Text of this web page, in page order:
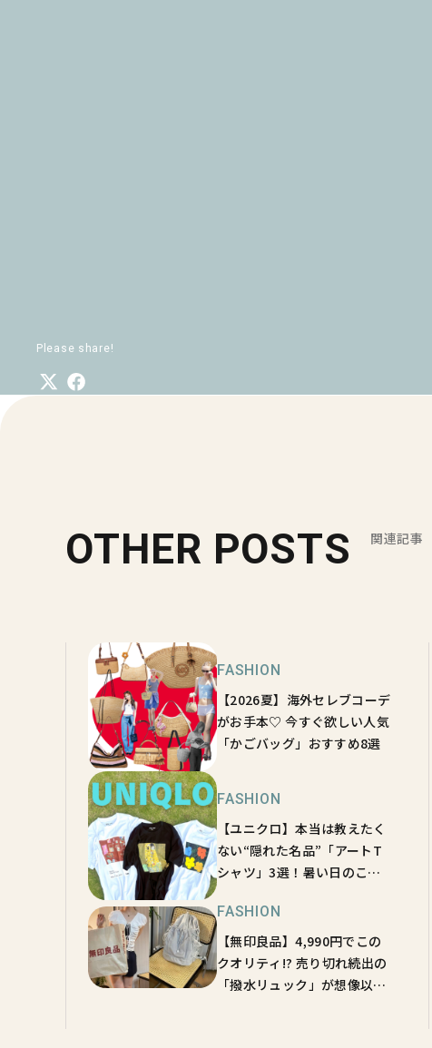
Please share!
OTHER POSTS 関連記事
FASHION
【2026夏】海外セレブコーデ
がお手本♡ 今すぐ欲しい人気
「かごバッグ」おすすめ8選
FASHION
【ユニクロ】本当は教えたく
ない“隠れた名品”「アートT
シャツ」3選！暑い日のこな
FASHION
【無印良品】4,990円でこの
クオリティ!? 売り切れ続出の
「撥水リュック」が想像以上